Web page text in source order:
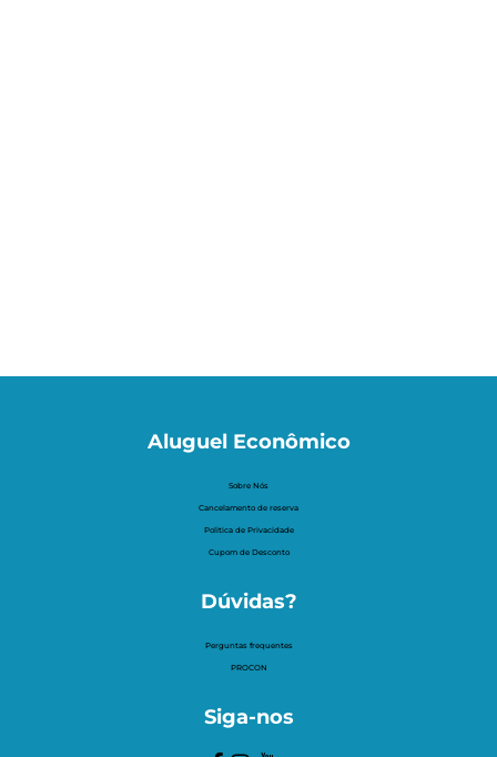
Aluguel Econômico
Sobre Nós
Cancelamento de reserva
Politica de Privacidade
Cupom de Desconto
Dúvidas?
Perguntas frequentes
PROCON
Siga-nos